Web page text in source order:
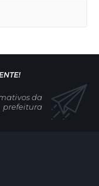
da
prefeitura